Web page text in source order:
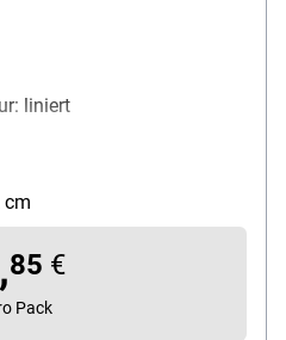
liniert
cm
85 €
Pack